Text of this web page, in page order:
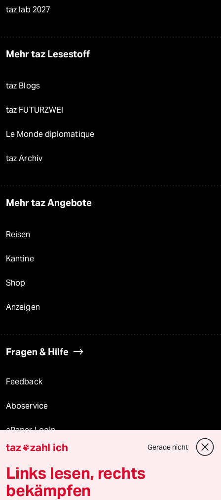
taz lab 2027
Mehr taz Lesestoff
taz Blogs
taz FUTURZWEI
Le Monde diplomatique
taz Archiv
Mehr taz Angebote
Reisen
Kantine
Shop
Anzeigen
Fragen & Hilfe
Feedback
Aboservice
ePaper Login
Downloads für Abonnierende
taz zahl ich Gerade nicht
Links lesen, rechts
bekämpfen